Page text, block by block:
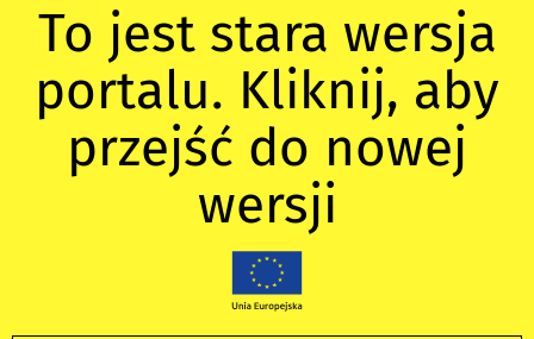
To jest stara wersja
portalu. Kliknij, aby
przejść do nowej
wersji